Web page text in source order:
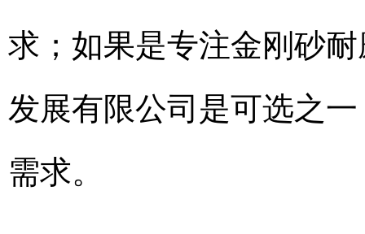
求；如果是专注金刚砂
发展有限公司是可选之
需求。